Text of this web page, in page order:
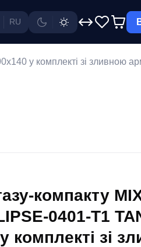
RU
у комплекті зі зливною
компакту
0401-T1
комплекті зі